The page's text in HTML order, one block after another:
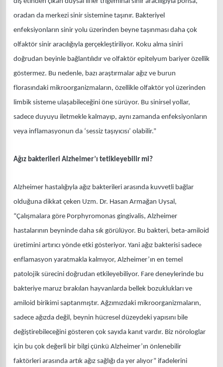
oradan da merkezi sinir sistemine taşınır. Bakteriyel
enfeksiyonların sinir yolu üzerinden beyne taşınması daha çok
olfaktör sinir aracılığıyla gerçekleştiriliyor. Koku alma siniri
doğrudan beyinle bağlantılıdır ve olfaktör epitelyum bariyer özellik
göstermez. Bu nedenle, bazı araştırmalar ağız ve burun
florasındaki mikroorganizmaların, özellikle olfaktör yol üzerinden
limbik sisteme ulaşabileceğini öne sürüyor. Bu sinirsel yollar,
sadece duyuyu iletmekle kalmayıp, aynı zamanda enfeksiyonların
veya inflamasyonun da ‘sessiz taşıyıcısı’ olabilir.”
Ağız bakterileri Alzheimer’ı tetikleyebilir mi?
Alzheimer hastalığıyla ağız bakterileri arasında kuvvetli bağlar
olduğuna dikkat çeken Uzm. Dr. Hasan Armağan Uysal,
“Çalışmalara göre Porphyromonas gingivalis, Alzheimer
hastalarının beyninde daha sık görülüyor. Bu bakteri, beta-amiloid
üretimini artırıcı yönde etki gösteriyor. Yani ağız bakterisi sadece
enflamasyon yaratmakla kalmıyor, Alzheimer’ın en temel
patolojik sürecini doğrudan etkileyebiliyor. Fare deneylerinde bu
bakteriye maruz bırakılan hayvanlarda bellek bozuklukları ve
amiloid birikimi saptanmıştır. Ağzımızdaki mikroorganizmaların,
sadece ağızda değil, beynin hücresel düzeydeki yapısını bile
değiştirebileceğini gösteren çok sayıda kanıt vardır. Biz nörologlar
için bu çok değerli bir bilgi çünkü Alzheimer’ın önlenebilir
faktörleri arasında artık ağız sağlığı da yer alıyor” ifadelerini